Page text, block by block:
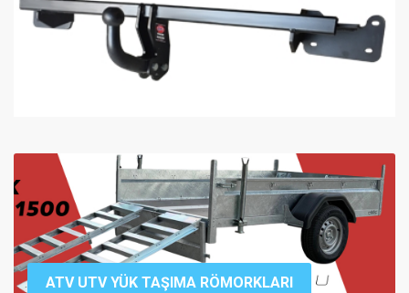
ATV UTV YÜK TAŞIMA RÖMORKLARI